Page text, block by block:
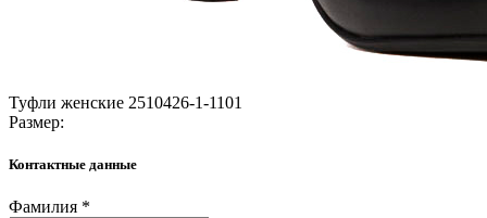
Туфли женские 2510426-1-1101
Размер:
Контактные данные
Фамилия *